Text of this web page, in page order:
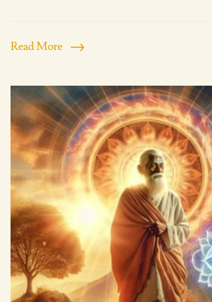
Read More